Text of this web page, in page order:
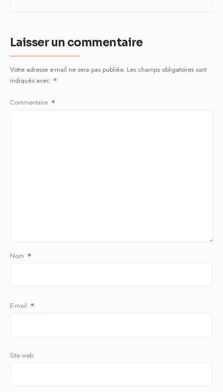
Laisser un commentaire
Votre adresse e-mail ne sera pas publiée. Les champs obligatoires sont
indiqués avec *
Commentaire *
Nom *
E-mail *
Site web